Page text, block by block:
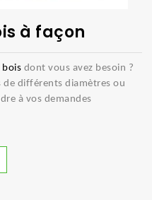
à façon
bois dont vous avez besoin ?
de différents diamètres ou
à vos demandes